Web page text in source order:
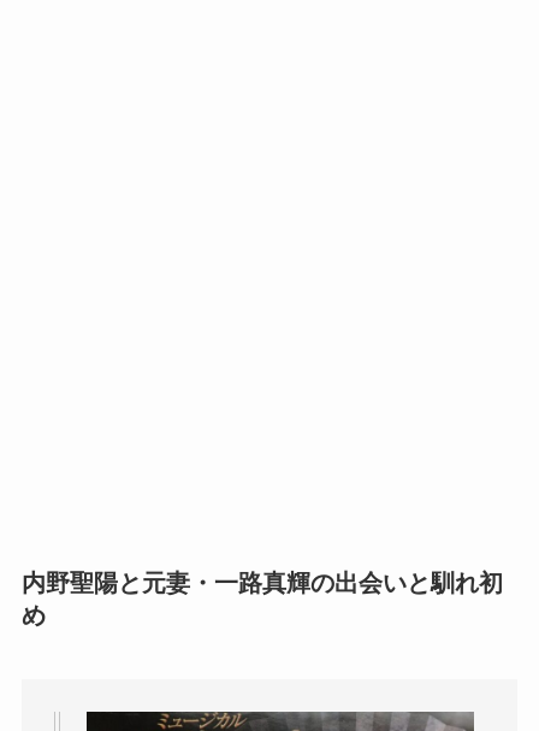
内野聖陽と元妻・一路真輝の出会いと馴れ初
め